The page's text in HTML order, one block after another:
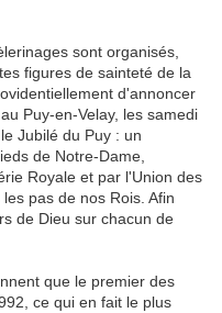
sont organisés,
figures de sainteté de la
d'annoncer
Puy-en-Velay, les samedi
Jubilé du Puy : un
de Notre-Dame,
Royale et par l'Union des
pas de nos Rois. Afin
de Dieu sur chacun de
que le premier des
ce qui en fait le plus